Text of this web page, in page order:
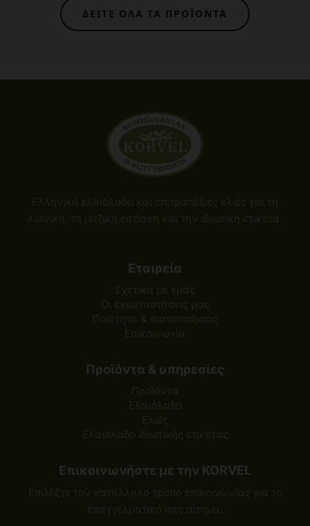
ΔΕΊΤΕ ΌΛΑ ΤΑ ΠΡΟΪΌΝΤΑ
Εταιρεία
Σχετικά με εμάς
Οι εγκαταστάσεις μας
Ποιότητα & πιστοποιήσεις
Επικοινωνία
Προϊόντα & υπηρεσίες
Προϊόντα
Ελαιόλαδο
Ελιές
Ελαιόλαδο ιδιωτικής ετικέτας
Επικοινωνήστε με την KORVEL